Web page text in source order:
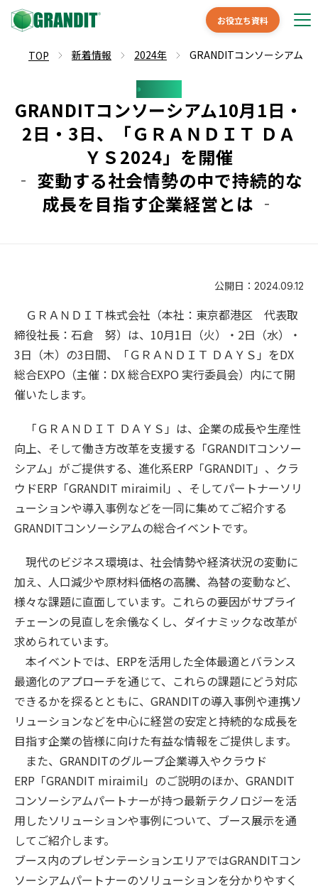
お役立ち資料
TOP 新着情報 2024年 GRANDITコンソーシアム
GRANDITコンソーシアム10月1日・
2日・3日、「ＧＲＡＮＤＩＴ ＤＡ
ＹＳ2024」を開催
‐ 変動する社会情勢の中で持続的な
成長を目指す企業経営とは ‐
公開日： 2024.09.12
ＧＲＡＮＤＩＴ株式会社（本社：東京都港区 代表取
締役社長：石倉 努）は、10月1日（火）・2日（水）・
3日（木）の3日間、「ＧＲＡＮＤＩＴ ＤＡＹＳ」をDX
総合EXPO（主催：DX 総合EXPO 実行委員会）内にて開
催いたします。
「ＧＲＡＮＤＩＴ ＤＡＹＳ」は、企業の成長や生産性
向上、そして働き方改革を支援する「GRANDITコンソー
シアム」がご提供する、進化系ERP「GRANDIT」、クラ
ウドERP「GRANDIT miraimil」、そしてパートナーソリ
ューションや導入事例などを一同に集めてご紹介する
GRANDITコンソーシアムの総合イベントです。
現代のビジネス環境は、社会情勢や経済状況の変動に
加え、人口減少や原材料価格の高騰、為替の変動など、
様々な課題に直面しています。これらの要因がサプライ
チェーンの見直しを余儀なくし、ダイナミックな改革が
求められています。
本イベントでは、ERPを活用した全体最適とバランス
最適化のアプローチを通じて、これらの課題にどう対応
できるかを探るとともに、GRANDITの導入事例や連携ソ
リューションなどを中心に経営の安定と持続的な成長を
目指す企業の皆様に向けた有益な情報をご提供します。
また、GRANDITのグループ企業導入やクラウド
ERP「GRANDIT miraimil」のご説明のほか、GRANDIT
コンソーシアムパートナーが持つ最新テクノロジーを活
用したソリューションや事例について、ブース展示を通
してご紹介します。
ブース内のプレゼンテーションエリアではGRANDITコン
ソーシアムパートナーのソリューションを分かりやすく